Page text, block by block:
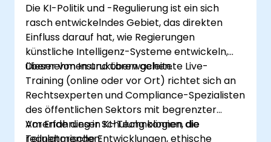
Die KI-Politik und -Regulierung ist ein sich
rasch entwickelndes Gebiet, das direkten
Einfluss darauf hat, wie Regierungen
künstliche Intelligenz-Systeme entwickeln,
übernehmen und überwachen.
Dieser von Instruktoren geleitete Live-
Training (online oder vor Ort) richtet sich an
Rechtsexperten und Compliance-Spezialisten
des öffentlichen Sektors mit begrenzter
Vorerfahrung in KI-Technologien, die
regulatorische Entwicklungen, ethische
Am Ende dieser Schulung können die
Teilnehmenden: